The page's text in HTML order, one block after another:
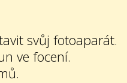
svůj fotoaparát.
ve focení.